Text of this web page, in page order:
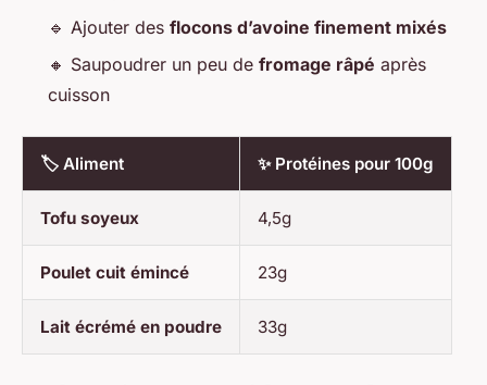
🔹 Ajouter des flocons d’avoine finement mixés
🔸 Saupoudrer un peu de fromage râpé après
cuisson
🏷️ Aliment ✨ Protéines pour 100g
Tofu soyeux 4,5g
Poulet cuit émincé 23g
Lait écrémé en poudre 33g